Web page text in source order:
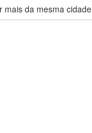
mais da mesma cidade